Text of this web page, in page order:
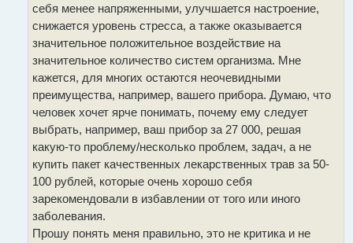
себя менее напряженными, улучшается настроение,
снижается уровень стресса, а также оказывается
значительное положительное воздействие на
значительное количество систем организма. Мне
кажется, для многих остаются неочевидными
преимущества, например, вашего прибора. Думаю, что
человек хочет ярче понимать, почему ему следует
выбрать, например, ваш прибор за 27 000, решая
какую-то проблему/несколько проблем, задач, а не
купить пакет качественных лекарственных трав за 50-
100 рублей, которые очень хорошо себя
зарекомендовали в избавлении от того или иного
заболевания.
Прошу понять меня правильно, это не критика и не